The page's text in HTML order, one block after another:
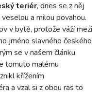
teriér, dnes se z něj
a milou povahou.
v bytě, protože váží mezi
jméno slavného českého
se v našem článku
tomuto malému
křížením
a vzal si z obou ras to